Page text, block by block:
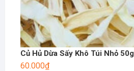
Củ Hủ Dừa Sấy Khô Túi Nhỏ 50g
60.000₫